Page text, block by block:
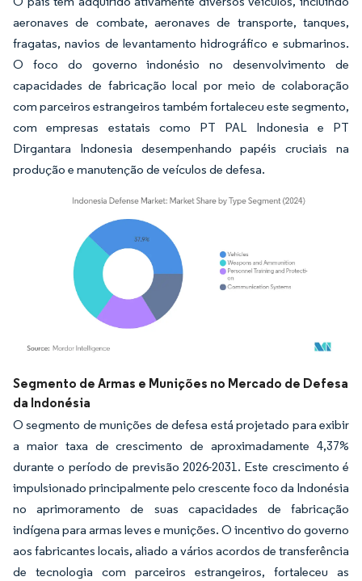
aeronaves de combate, aeronaves de transporte, tanques,
fragatas, navios de levantamento hidrográfico e submarinos.
O foco do governo indonésio no desenvolvimento de
capacidades de fabricação local por meio de colaboração
com parceiros estrangeiros também fortaleceu este segmento,
com empresas estatais como PT PAL Indonesia e PT
Dirgantara Indonesia desempenhando papéis cruciais na
produção e manutenção de veículos de defesa.
Imagem © Mordor Intelligence. O reuso requer atribuição conforme CC BY 4.0.
Segmento de Armas e Munições no Mercado de Defesa
da Indonésia
O segmento de munições de defesa está projetado para exibir
a maior taxa de crescimento de aproximadamente 4,37%
durante o período de previsão 2026-2031. Este crescimento é
impulsionado principalmente pelo crescente foco da Indonésia
no aprimoramento de suas capacidades de fabricação
indígena para armas leves e munições. O incentivo do governo
aos fabricantes locais, aliado a vários acordos de transferência
de tecnologia com parceiros estrangeiros, fortaleceu as